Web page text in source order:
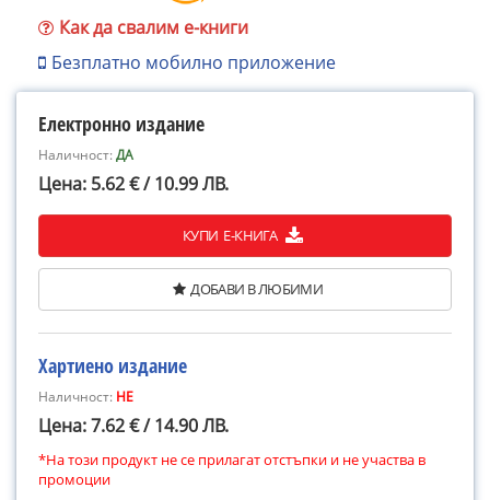
Как да свалим е-книги
Безплатно мобилно приложение
Електронно издание
Наличност:ДА
Цена: 5.62 € / 10.99 ЛВ.
КУПИ Е-КНИГА
ДОБАВИ В ЛЮБИМИ
Хартиено издание
Наличност: НЕ
Цена: 7.62 € / 14.90 ЛВ.
*На този продукт не се прилагат отстъпки и не участва в
промоции